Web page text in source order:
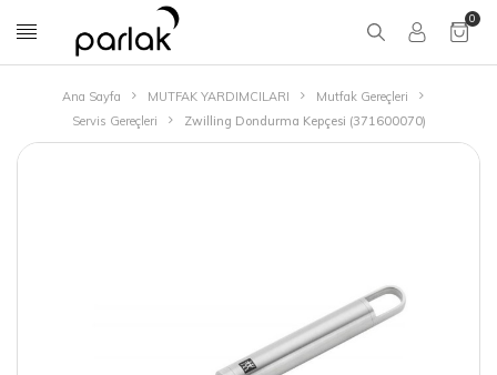
0
Ana Sayfa MUTFAK YARDIMCILARI
Mutfak Gereçleri
Servis Gereçleri
Zwilling Dondurma Kepçesi (371600070)